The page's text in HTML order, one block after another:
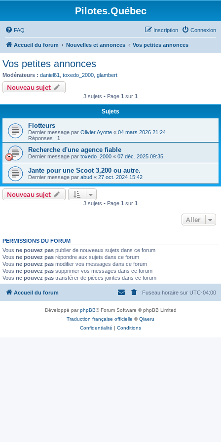
Pilotes.Québec
FAQ Connexion
Inscription
Accueil du forum Nouvelles et annonces Vos petites annonces
Vos petites annonces
Modérateurs : daniel61 toxedo_2000 glambert
Nouveau sujet
3 sujets • Page 1 sur 1
Sujets
Flotteurs
Dernier message par Olivier Ayotte « 04 mars 2026 21:24
Réponses : 1
Recherche d'une agence fiable
Dernier message par toxedo_2000 « 07 déc. 2025 09:35
Jante pour une Scoot 3,200 ou autre.
Dernier message par abud « 27 oct. 2024 15:42
Nouveau sujet
3 sujets • Page 1 sur 1
Aller
PERMISSIONS DU FORUM
Vous ne pouvez pas publier de nouveaux sujets dans ce forum
Vous ne pouvez pas répondre aux sujets dans ce forum
Vous ne pouvez pas modifier vos messages dans ce forum
Vous ne pouvez pas supprimer vos messages dans ce forum
Vous ne pouvez pas transférer de pièces jointes dans ce forum
Accueil du forum Fuseau horaire sur UTC-04:00
Développé parphpBB® Forum Software © phpBB Limited
Traduction française officielle ©Qiaeru
Confidentialité | Conditions